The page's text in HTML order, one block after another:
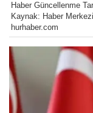
Haber Güncellenme
Kaynak: Haber Merkezi
hurhaber.com